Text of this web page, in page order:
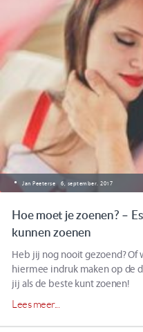
Jan Peeterse 6, september. 2017
Hoe moet je zoenen? –
kunnen zoenen
Heb jij nog nooit gezoend?
hiermee indruk maken op de
jij als de beste kunt zoenen!
Lees meer...